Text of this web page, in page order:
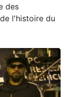
des
l'histoire du